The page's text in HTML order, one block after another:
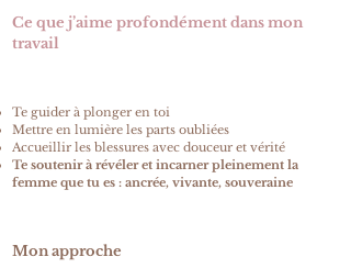
Ce que j’aime profondément dans mon
travail
Te guider à plonger en toi
Mettre en lumière les parts oubliées
Accueillir les blessures avec douceur et vérité
Te soutenir à révéler et incarner pleinement la
femme que tu es : ancrée, vivante, souveraine
Mon approche